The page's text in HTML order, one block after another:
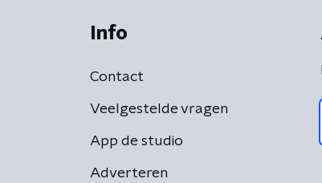
Info
Contact
Veelgestelde vragen
App de studio
Adverteren